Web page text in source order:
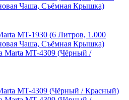
MT-1930 (6 Литров, 1.000
Чаша, Съёмная Крышка)
MT-4309 (Чёрный / Красный)